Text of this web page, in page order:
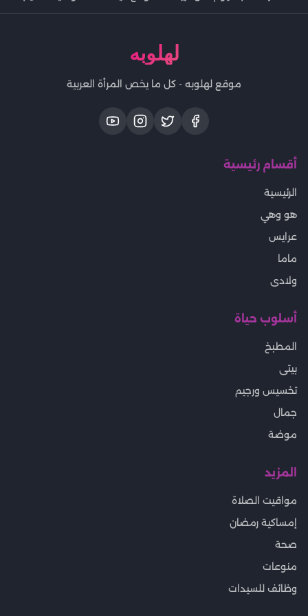
لهلوبه
موقع لهلوبه - كل ما يخص المرأة العربية
أقسام رئيسية
الرئيسية
هو وهي
عرايس
ماما
ولادى
أسلوب حياة
المطبخ
بيتى
تخسيس ورجيم
جمال
موضة
المزيد
مواقيت الصلاة
إمساكية رمضان
صحة
منوعات
وظائف للسيدات